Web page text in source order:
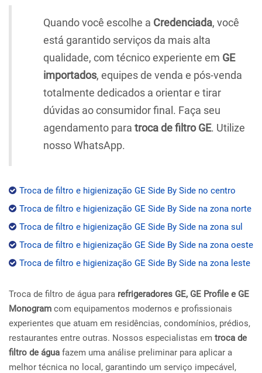
Quando você escolhe a Credenciada, você
está garantido serviços da mais alta
qualidade, com técnico experiente em GE
importados, equipes de venda e pós-venda
totalmente dedicados a orientar e tirar
dúvidas ao consumidor final. Faça seu
agendamento para troca de filtro GE. Utilize
nosso WhatsApp.
Troca de filtro e higienização GE Side By Side no centro
Troca de filtro e higienização GE Side By Side na zona norte
Troca de filtro e higienização GE Side By Side na zona sul
Troca de filtro e higienização GE Side By Side na zona oeste
Troca de filtro e higienização GE Side By Side na zona leste
Troca de filtro de água para refrigeradores GE, GE Profile e GE
Monogram com equipamentos modernos e profissionais
experientes que atuam em residências, condomínios, prédios,
restaurantes entre outras. Nossos especialistas em troca de
filtro de água fazem uma análise preliminar para aplicar a
melhor técnica no local, garantindo um serviço impecável,